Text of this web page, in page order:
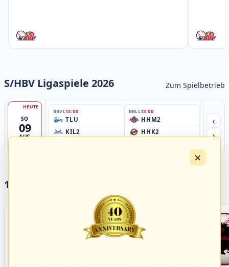
S/HBV Ligaspiele 2026 Zum Spielbetrieb
SO
09
AUG
HEUTE
BBVL13:00
TLU
KIL2
BBLL13:00
HHM2
HHK2
Ballpark
‹
›
17 Vereine im S/HBV
×